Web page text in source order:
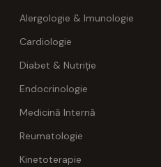
Alergologie & Imunologie
Cardiologie
Diabet & Nutriție
Endocrinologie
Medicină Internă
Reumatologie
Kinetoterapie